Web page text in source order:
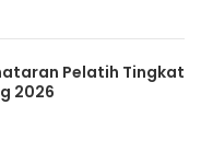
Pelatih Tingkat
2026